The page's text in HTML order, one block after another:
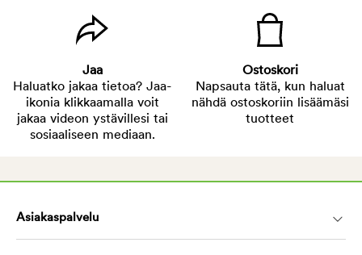
Jaa
Haluatko jakaa tietoa? Jaa-
ikonia klikkaamalla voit
jakaa videon ystävillesi tai
sosiaaliseen mediaan.
Ostoskori
Napsauta tätä, kun haluat
nähdä ostoskoriin lisäämäsi
tuotteet
Asiakaspalvelu